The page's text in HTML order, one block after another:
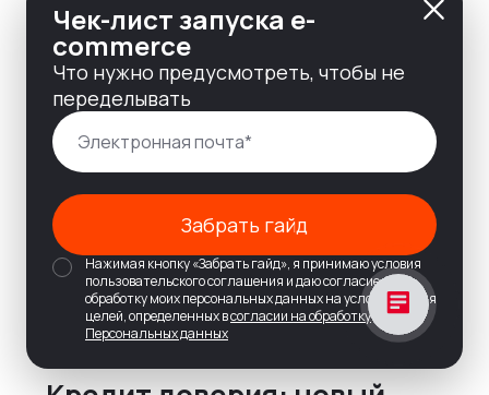
Чек-лист запуска e-
commerce
Что нужно предусмотреть, чтобы не
переделывать
Забрать гайд
Нажимая кнопку «Забрать гайд», я принимаю условия
пользовательского соглашения и даю согласие на
обработку моих персональных данных на условиях и для
целей, определенных всогласии на обработку
Персональных данных